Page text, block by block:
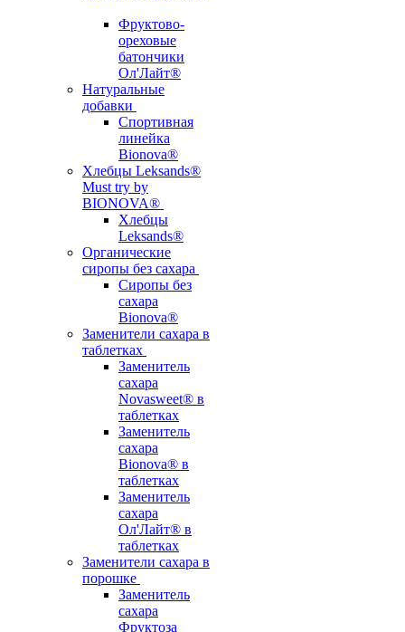
Фруктово-
ореховые
батончики
Ол'Лайт®
Натуральные
добавки
Спортивная
линейка
Bionova®
Хлебцы Leksands®
Must try by
BIONOVA®
Хлебцы
Leksands®
Органические
сиропы без сахара
Сиропы без
сахара
Bionova®
Заменители сахара в
таблетках
Заменитель
сахара
Novasweet® в
таблетках
Заменитель
сахара
Bionova® в
таблетках
Заменитель
сахара
Ол'Лайт® в
таблетках
Заменители сахара в
порошке
Заменитель
сахара
Фруктоза